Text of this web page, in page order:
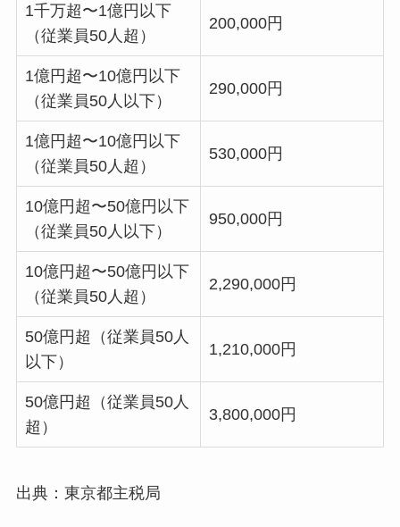
1千万超〜1億円以下
（従業員50人超）
200,000円
1億円超〜10億円以下
（従業員50人以下）
290,000円
1億円超〜10億円以下
（従業員50人超）
530,000円
10億円超〜50億円以下
（従業員50人以下）
950,000円
10億円超〜50億円以下
（従業員50人超）
2,290,000円
50億円超（従業員50人
以下）
1,210,000円
50億円超（従業員50人
超）
3,800,000円
出典：東京都主税局